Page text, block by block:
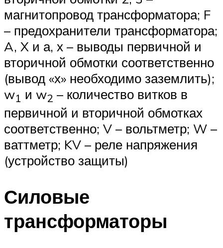
магнитопровод трансформатора; F
– предохранители трансформатора;
A, X и а, х – выводы первичной и
вторичной обмотки соответственно
(вывод «х» необходимо заземлить);
w1 и w2 – количество витков в
первичной и вторичной обмотках
соответственно; V – вольтметр; W –
ваттметр; KV – реле напряжения
(устройство защиты)
Силовые
трансформаторы